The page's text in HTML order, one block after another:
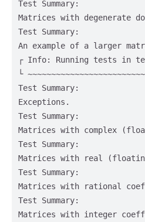
Test Summary:
Matrices with
Test Summary:
An example of a
┌ Info: Running tests in
└
Test Summary:
Exceptions.
Test Summary:
Matrices with complex
Test Summary:
Matrices with real
Test Summary:
Matrices with
Test Summary:
Matrices with integer